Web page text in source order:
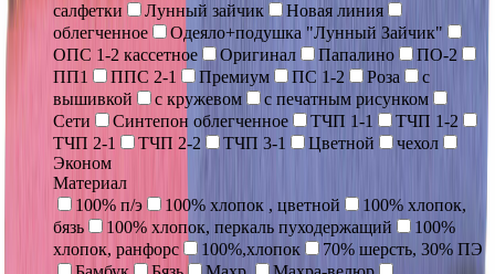
салфетки
Лунный зайчик
Новая линия
облегченное
Одеяло+подушка "Лунный Зайчик"
ОПС 1-2 кассетное
Оригинал Папалино
ПО-2
ПП1
ППС 2-1 Премиум ПС 1-2 Роза
с
вышивкой
с кружевом
с печатным рисунком
Сети
Синтепон облегченное ТЧП 1-1
ТЧП 1-2
ТЧП 2-1
ТЧП 2-2 ТЧП 3-1 Цветной
чехол
Эконом
Материал
100% п/э
100% хлопок , цветной
100% хлопок,
бязь
100% хлопок, перкаль пуходержащий
100%
хлопок, ранфорс
100%,хлопок
70% шерсть, 30% ПЭ